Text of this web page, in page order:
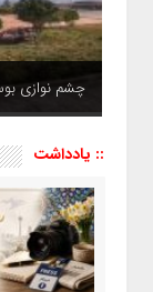
چشم نوازی
:: یادداشت